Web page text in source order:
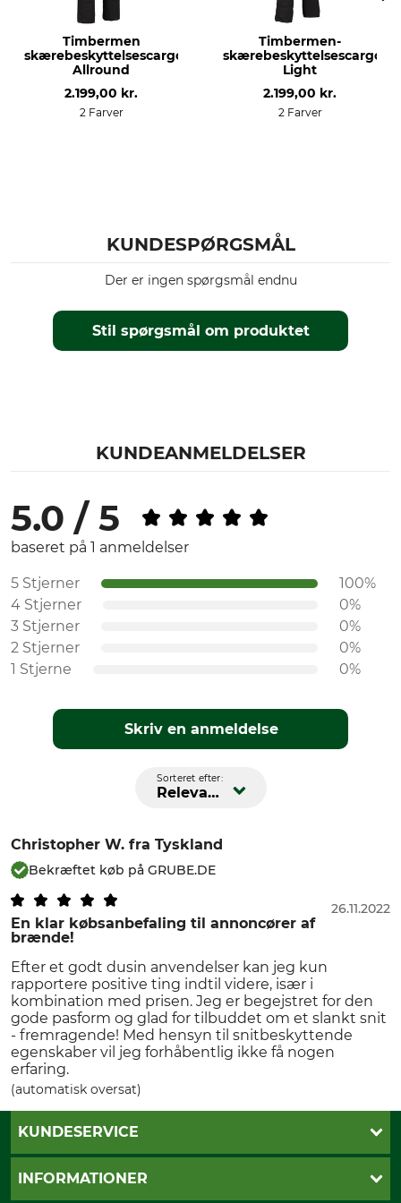
100% Polyester
Skærebeskyttelse
55% Polypropylen
45% Polyester
60 °C kulørt vask
Må ikke bleges
farve
Timbermen
skærebeskyttelsescargobukser
Allround
2.199,00 kr.
2 Farver
Timbermen-
Light
2.199,00 kr.
2 Farver
KUNDESPØRGSMÅL
Stil spørgsmål om produktet
Der er ingen spørgsmål endnu
KUNDEANMELDELSER
5.0 / 5
baseret på 1 anmeldelser
5 Stjerner
100%
4 Stjerner
0%
3 Stjerner
0%
2 Stjerner
0%
1 Stjerne
0%
Skriv en anmeldelse
Sorteret efter:
Relevans
Christopher W. fra Tyskland
Bekræftet køb på GRUBE.DE
En klar købsanbefaling til annoncører af
brænde!
26.11.2022
Efter et godt dusin anvendelser kan jeg kun
rapportere positive ting indtil videre, især i
kombination med prisen. Jeg er begejstret for den
gode pasform og glad for tilbuddet om et slankt snit
- fremragende! Med hensyn til snitbeskyttende
egenskaber vil jeg forhåbentlig ikke få nogen
erfaring.
(automatisk oversat)
KUNDESERVICE
Kontakt
INFORMATIONER